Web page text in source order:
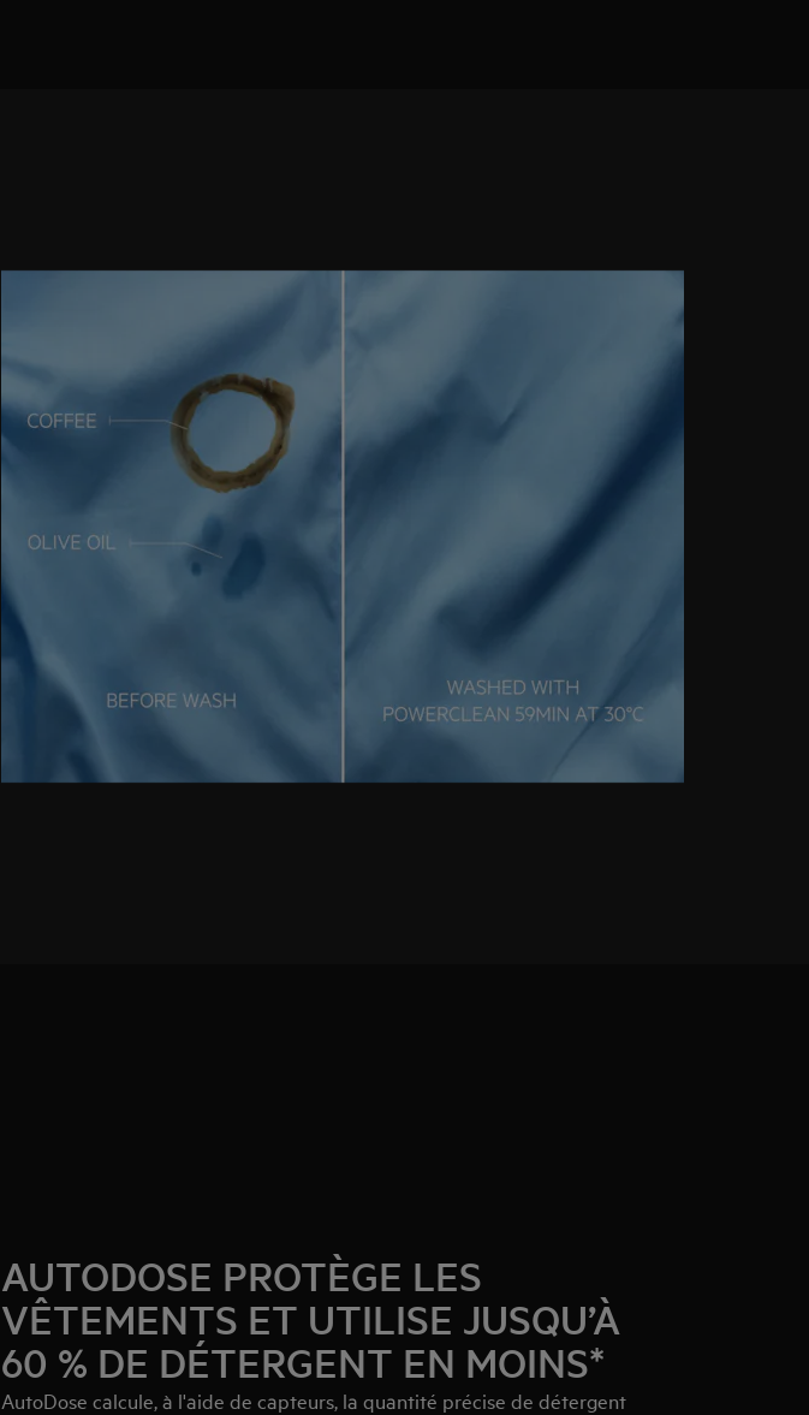
AUTODOSE PROTÈGE LES
VÊTEMENTS ET UTILISE JUSQU’À
60 % DE DÉTERGENT EN MOINS*
AutoDose calcule, à l'aide de capteurs, la quantité précise de détergent